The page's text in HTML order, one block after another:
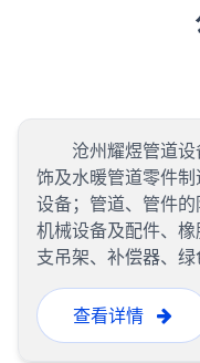
沧州耀煜管道
饰及水暖管道零件
设备；管道、管件的
机械设备及配件、橡
支吊架、补偿器、绿
查看详情